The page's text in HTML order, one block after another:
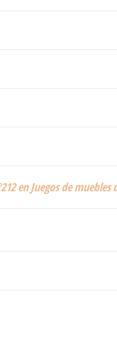
en Juegos de muebles